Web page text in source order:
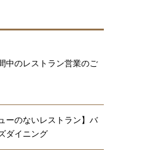
中のレストラン営業のご
ーのないレストラン】バ
ダイニング